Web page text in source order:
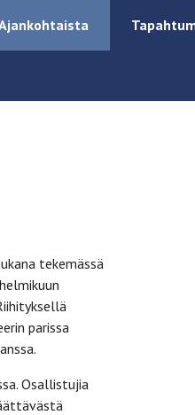
tekemässä
parissa
Osallistujia